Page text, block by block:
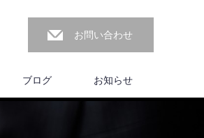
お問い合わせ
ブログ お知らせ